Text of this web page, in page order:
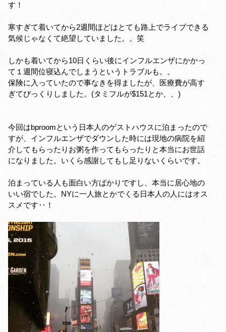
す！
寒すぎて着いてから2週間ほどはとても路上でライブできる
気候じゃなくて絶望していました。。笑
しかも着いてから10日くらい後にインフルエンザにかかっ
て１週間位寝込んでしまうというトラブルも。。
保険に入っていたので事なきを得ましたが、医療費が高す
ぎてびっくりしました。(タミフルが$151とか、、)
今回はbproomという日本人のゲストハウスに泊まったので
すが、インフルエンザでダウンした時には現地の病院を紹
介してもらったりお粥を作ってもらったりと本当にお世話
になりました。いくら感謝してもし足りないくらいです。
泊まっている人も面白い方ばかりですし、本当に居心地の
いい宿でした。NYに一人旅とかでくる日本人の人にはオス
スメです‥！